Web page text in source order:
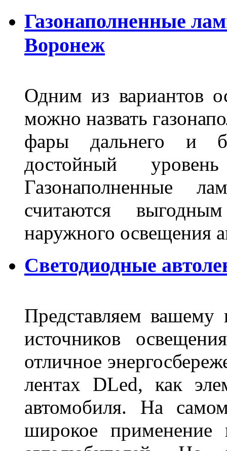
Газонаполненные
Воронеж
Одним из вариантов
можно назвать
фары дальнего и
достойный
Газонаполненные
считаются
наружного освещения
Светодиодные
Представляем
источников
отличное
лентах DLed, как
автомобиля. На
широкое